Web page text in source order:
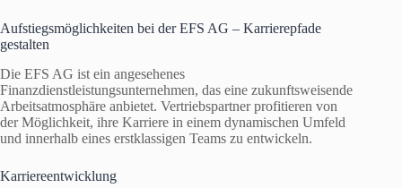
Aufstiegsmöglichkeiten bei der EFS AG – Karrierepfade
gestalten
Die EFS AG ist ein angesehenes
Finanzdienstleistungsunternehmen, das eine zukunftsweisende
Arbeitsatmosphäre anbietet. Vertriebspartner profitieren von
der Möglichkeit, ihre Karriere in einem dynamischen Umfeld
und innerhalb eines erstklassigen Teams zu entwickeln.
Karriereentwicklung